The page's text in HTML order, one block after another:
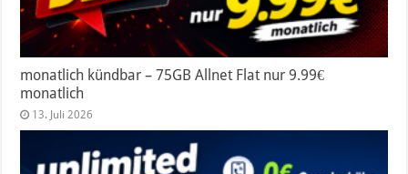
monatlich kündbar – 75GB Allnet Flat nur 9.99€
monatlich
13. Juli 2026